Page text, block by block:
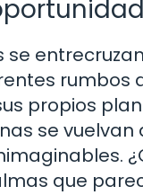
rumbos
propios
se vuelvan
que